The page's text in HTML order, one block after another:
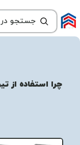
چرا استفاده از